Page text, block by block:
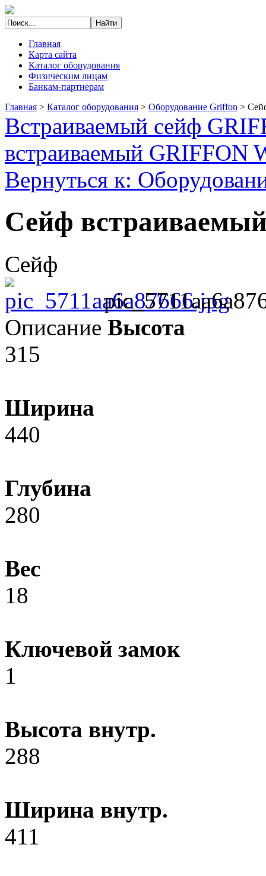
Главная
Карта сайта
Каталог оборудования
Физическим лицам
Банкам-партнерам
Главная > Каталог оборудования > Оборудование Griffon >
Встраиваемый сейф
встраиваемый GRIFFON
Вернуться к:
Сейф
Сейф
Описание Высота
315
Ширина
440
Глубина
280
Вес
18
Ключевой замок
1
Высота внутр.
288
Ширина внутр.
411